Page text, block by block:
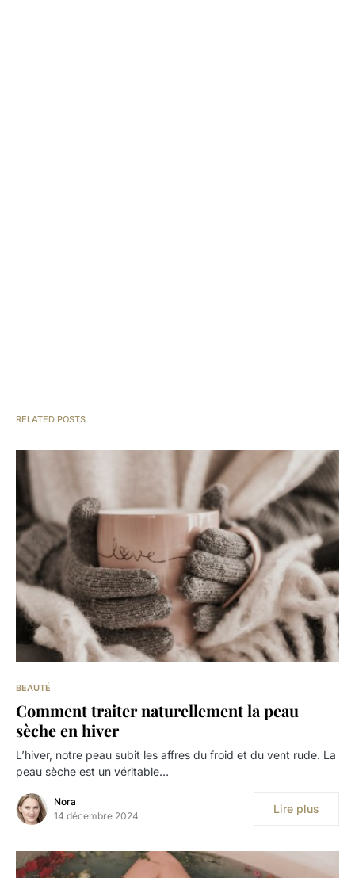
RELATED POSTS
BEAUTÉ
Comment traiter naturellement la peau
sèche en hiver
L’hiver, notre peau subit les affres du froid et du vent rude. La
peau sèche est un véritable…
Nora
14 décembre 2024
Lire plus